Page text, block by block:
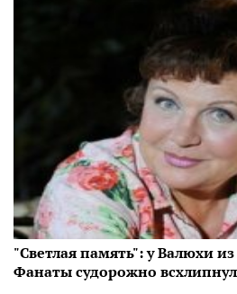
"Светлая память": у Валюхи
Фанаты судорожно